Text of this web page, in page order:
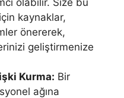
kaynaklar,
önererek,
geliştirmenize
Kurma: Bir
ağına